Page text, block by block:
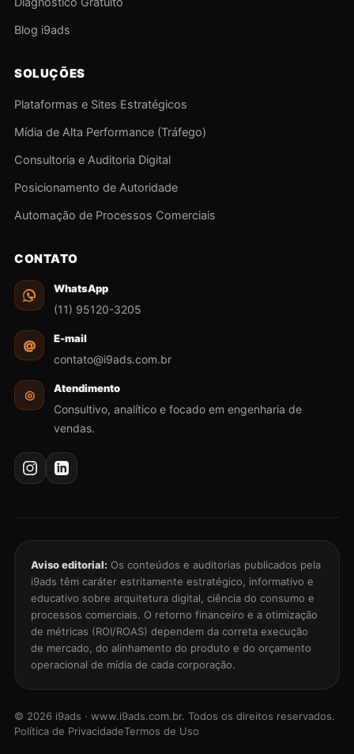
Blog i9ads
SOLUÇÕES
Plataformas e Sites Estratégicos
Mídia de Alta Performance (Tráfego)
Consultoria e Auditoria Digital
Posicionamento de Autoridade
Automação de Processos Comerciais
CONTATO
WhatsApp
(11) 95120-3205
@ E-mail
contato@i9ads.com.br
◎ Atendimento
Consultivo, analítico e focado em engenharia de
vendas.
Aviso editorial: Os conteúdos e auditorias publicados pela
i9ads têm caráter estritamente estratégico, informativo e
educativo sobre arquitetura digital, ciência do consumo e
processos comerciais. O retorno financeiro e a otimização
de métricas (ROI/ROAS) dependem da correta execução
de mercado, do alinhamento do produto e do orçamento
operacional de mídia de cada corporação.
© 2026 i9ads · www.i9ads.com.br. Todos os direitos reservados.
Política de PrivacidadeTermos de Uso